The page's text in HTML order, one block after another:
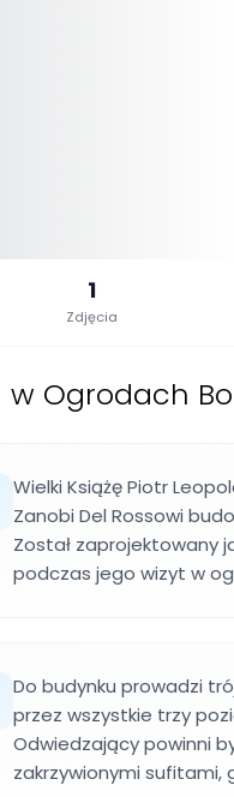
1
Zdjęcia
w Ogrodach
Wielki Książę Piotr
Zanobi Del Rossowi
Został zaprojektowany
podczas jego wizyt w
Do budynku prowadzi
przez wszystkie trzy
Odwiedzający powinni
zakrzywionymi sufitami,